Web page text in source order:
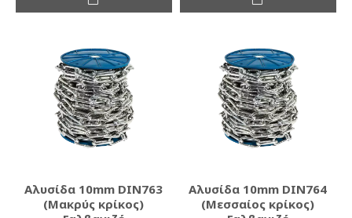
Αλυσίδα 10mm DIN763
(Μακρύς κρίκος)
Αλυσίδα 10mm DIN764
(Μεσσαίος κρίκος)